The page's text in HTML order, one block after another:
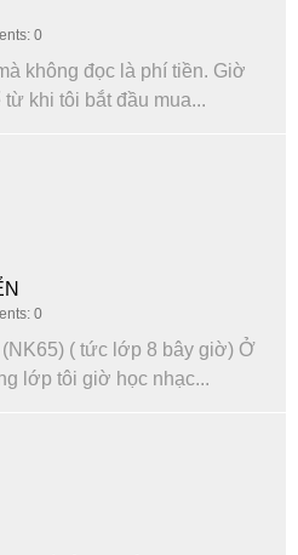
0
không đọc là phí tiền. Giờ
khi tôi bắt đầu mua...
0
( tức lớp 8 bây giờ) Ở
lớp tôi giờ học nhạc...